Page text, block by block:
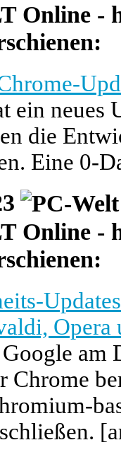
Online -
ein neues
die
Eine 0-
Online -
Opera
am
Chrome